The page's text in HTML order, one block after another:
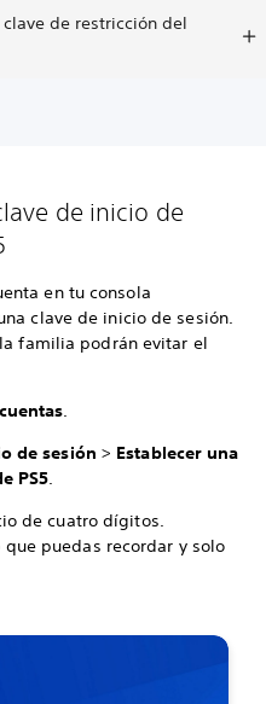
clave de restricción del
de inicio de
en tu consola
clave de inicio de sesión.
familia podrán evitar el
.
de sesión > Establecer una
PS5.
de cuatro dígitos.
puedas recordar y solo